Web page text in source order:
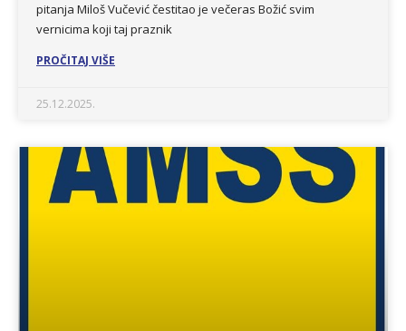
pitanja Miloš Vučević čestitao je večeras Božić svim
vernicima koji taj praznik
PROČITAJ VIŠE
25.12.2025.